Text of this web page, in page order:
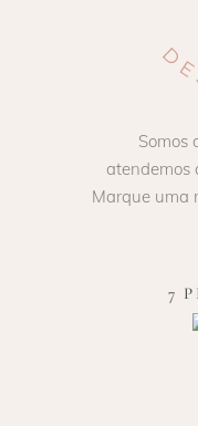
Somos
atendemos
Marque uma
7